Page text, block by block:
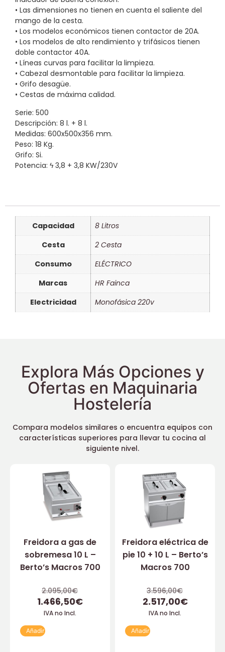
• Las dimensiones no tienen en cuenta el saliente del
mango de la cesta.
• Los modelos económicos tienen contactor de 20A.
• Los modelos de alto rendimiento y trifásicos tienen
doble contactor 40A.
• Líneas curvas para facilitar la limpieza.
• Cabezal desmontable para facilitar la limpieza.
• Grifo desagüe.
• Cestas de máxima calidad.
Serie: 500
Descripción: 8 l. + 8 l.
Medidas: 600x500x356 mm.
Peso: 18 Kg.
Grifo: Si.
Potencia: ϟ 3,8 + 3,8 KW/230V
Capacidad
8 Litros
Cesta
2 Cesta
Consumo
ELÉCTRICO
Marcas
HR Fainca
Electricidad
Monofásica 220v
Explora Más Opciones y
Ofertas en Maquinaria
Hostelería
Compara modelos similares o encuentra equipos con
características superiores para llevar tu cocina al
siguiente nivel.
Freidora a gas de
sobremesa 10 L –
Berto’s Macros 700
2.095,00€
1.466,50€
IVA no Incl.
Añadir
Freidora eléctrica de
pie 10 + 10 L – Berto’s
Macros 700
3.596,00€
2.517,00€
IVA no Incl.
Añadir